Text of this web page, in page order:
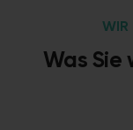
WIR
Was Sie